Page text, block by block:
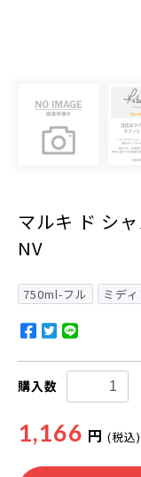
マルキ ド シ
NV
750ml-フル ミデ
購入数
1,166 円 (税込)